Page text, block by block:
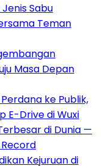
Sabu
Teman
Masa Depan
ke Publik,
E-Drive di Wuxi
di Dunia —
Kejuruan di